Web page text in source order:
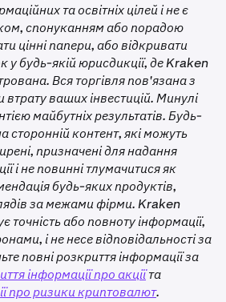
та освітніх цілей і не є
спонуканням або порадою
цінні папери, або відкривати
у будь-якій юрисдикції, де Kraken
Вся торгівля пов'язана з
ваших інвестицій. Минулі
майбутніх результатів. Будь-
сторонній контент, які можуть
призначені для надання
і не повинні тлумачитися як
будь-яких продуктів,
за межами фірми. Kraken
точність або повноту інформації,
і не несе відповідальності за
повні розкриття інформації за
інформації про акціїта
про ризики криптовалют.